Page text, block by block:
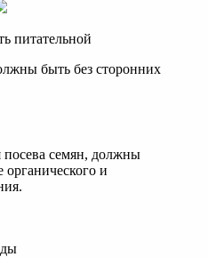
питательной
быть без сторонних
посева семян, должны
органического и